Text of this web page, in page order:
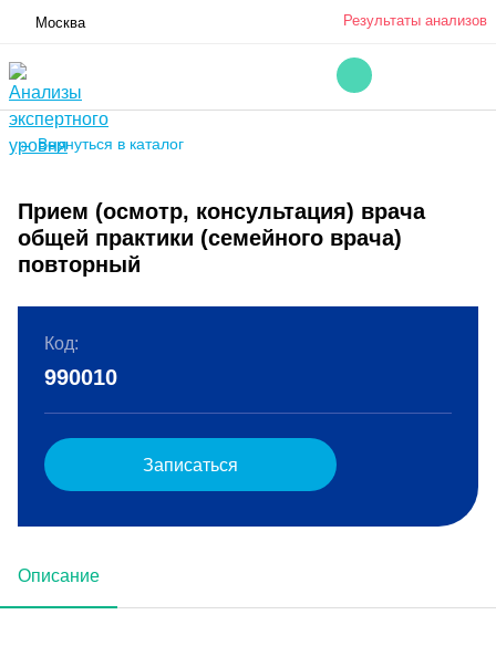
Москва Результаты анализов
← Вернуться в каталог
Прием (осмотр, консультация) врача
общей практики (семейного врача)
повторный
Описание
Код:
990010
Записаться